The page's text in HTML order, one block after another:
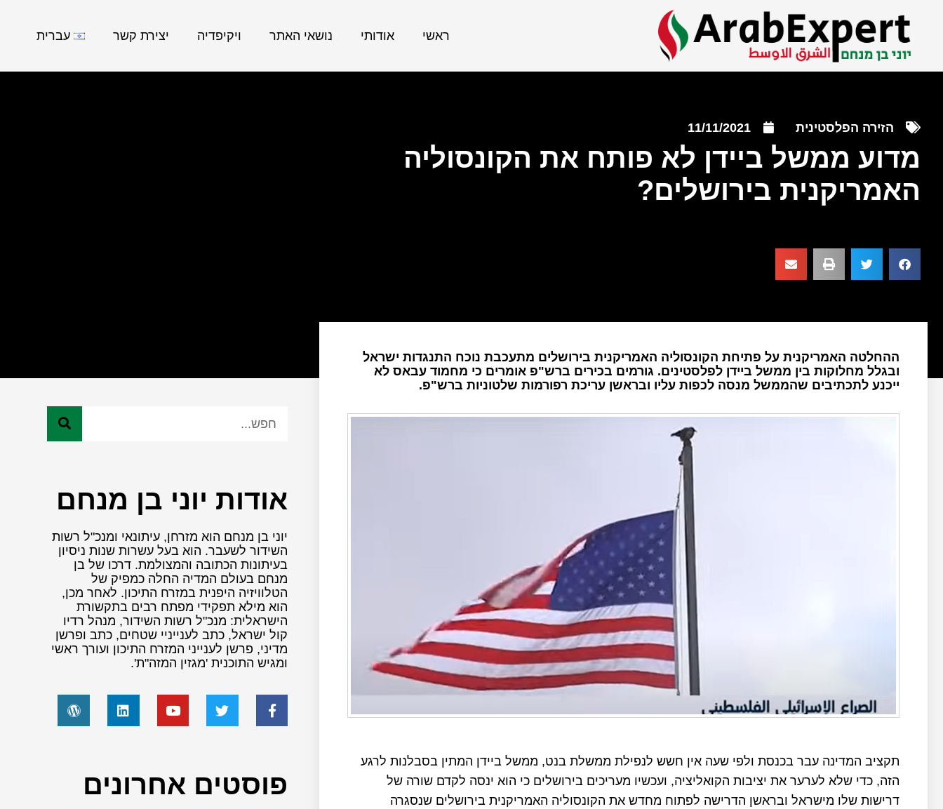
ראשי אודותי נושאי האתר ויקיפדיה יצירת קשר עברית
הזירה הפלסטינית 11/11/2021
מדוע ממשל ביידן לא פותח את הקונסוליה
האמריקנית בירושלים?
ההחלטה האמריקנית על פתיחת הקונסוליה האמריקנית בירושלים מתעכבת נוכח התנגדות ישראל
ובגלל מחלוקות בין ממשל ביידן לפלסטינים. גורמים בכירים ברש"פ אומרים כי מחמוד עבאס לא
ייכנע לתכתיבים שהממשל מנסה לכפות עליו ובראשן עריכת רפורמות שלטוניות ברש"פ.
תקציב המדינה עבר בכנסת ולפי שעה אין חשש לנפילת ממשלת בנט, ממשל ביידן המתין בסבלנות לרגע
הזה, כדי שלא לערער את יציבות הקואליציה, ועכשיו מעריכים בירושלים כי הוא ינסה לקדם שורה של
דרישות שלו מישראל ובראשן הדרישה לפתוח מחדש את הקונסוליה האמריקנית בירושלים שנסגרה
אודות יוני בן מנחם
יוני בן מנחם הוא מזרחן, עיתונאי ומנכ"ל רשות
השידור לשעבר. הוא בעל עשרות שנות ניסיון
בעיתונות הכתובה והמצולמת. דרכו של בן
מנחם בעולם המדיה החלה כמפיק של
הטלוויזיה היפנית במזרח התיכון. לאחר מכן,
הוא מילא תפקידי מפתח רבים בתקשורת
הישראלית: מנכ"ל רשות השידור, מנהל רדיו
קול ישראל, כתב לענייניי שטחים, כתב ופרשן
מדיני, פרשן לענייני המזרח התיכון ועורך ראשי
ומגיש התוכנית 'מגזין המזה"ת'.
פוסטים אחרונים